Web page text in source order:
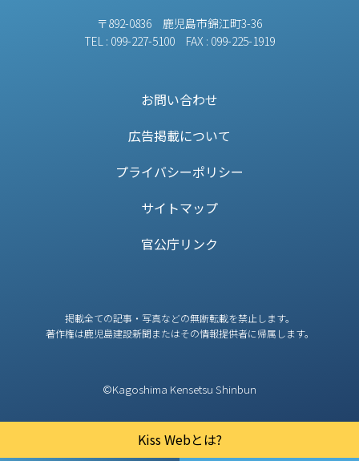
Kiss Webとは?
〒892-0836 鹿児島市錦江町3-36
TEL : 099-227-5100 FAX : 099-225-1919
お問い合わせ
広告掲載について
プライバシーポリシー
サイトマップ
官公庁リンク
掲載全ての記事・写真などの無断転載を禁止します。
著作権は鹿児島建設新聞またはその情報提供者に帰属します。
©Kagoshima Kensetsu Shinbun